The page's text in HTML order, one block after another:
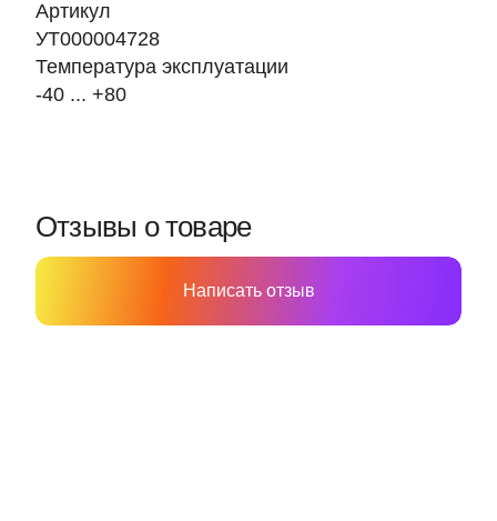
Артикул
УТ000004728
Температура эксплуатации
-40 ... +80
Отзывы о товаре
Написать отзыв